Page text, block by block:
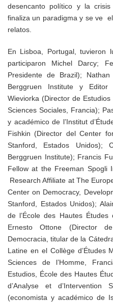
desencanto político y la
finaliza un paradigma y se ve
relatos.
En Lisboa, Portugal, tuvieron
participaron Michel Darcy;
Presidente de Brazil);
Berggruen Institute y
Wieviorka (Director de
Sciences Sociales, Francia);
y académico de l’Institut
Fishkin (Director del Center
Stanford, Estados Unidos);
Berggruen Institute); Francis
Fellow at the Freeman Spogli
Research Affiliate at The
Center on Democracy,
Stanford, Estados Unidos);
de l’École des Hautes
Ernesto Ottone (Director
Democracia, titular de la
Latine en el Collège d’Études
Sciences de l’Homme,
Estudios, École des Hautes
d’Analyse et d’Intervention
(economista y académico de